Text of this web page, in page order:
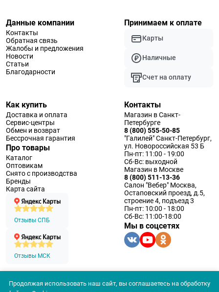
Данные компании
Контакты
Обратная связь
Жалобы и предложения
Новости
Статьи
Благодарности
Принимаем к оплате
Карты
Наличные
Счет на оплату
Как купить
Доставка и оплата
Сервис-центры
Обмен и возврат
Бессрочная гарантия
Про товары
Каталог
Оптовикам
Снято с производства
Бренды
Карта сайта
Отзывы СПБ
Отзывы МСК
Контакты
Магазин в Санкт-
Петербурге
8 (800) 555-50-85
"Галилей" Санкт-Петербург,
ул. Новороссийская 53 Б
Пн-пт: 11:00 - 19:00
Сб-Вс: выходной
Магазин в Москве
8 (800) 511-13-36
Салон "Вебер" Москва,
Остаповский проезд, д.5,
строение 4, подъезд 3
Пн-пт: 10:00 - 18:00
Сб-Вс: 11:00-18:00
Мы в соцсетях
© 1994 — 2026 ООО «Наблюдательные приборы»
Продолжая использовать наш сайт, вы соглашаетесь на обработку